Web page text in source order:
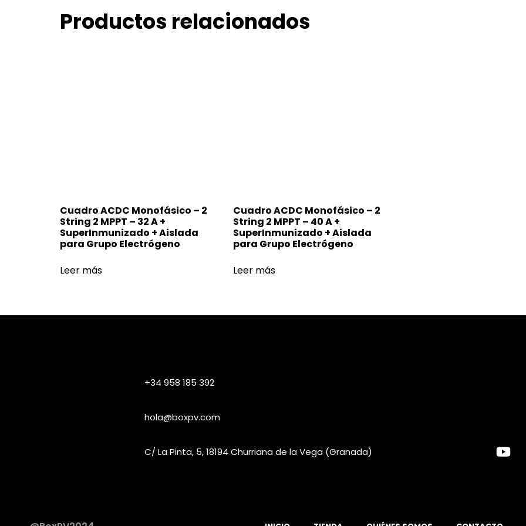
Productos relacionados
Cuadro ACDC Monofásico – 2
String 2 MPPT – 32 A +
SuperInmunizado + Aislada
para Grupo Electrógeno
Leer más
Cuadro ACDC Monofásico – 2
String 2 MPPT – 40 A +
SuperInmunizado + Aislada
para Grupo Electrógeno
Leer más
+34 958 185 392
hola@boxpv.com
C/ La Pinta, 5, 18194 Churriana de la Vega (Granada)